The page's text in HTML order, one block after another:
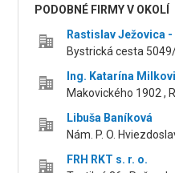
PODOBNÉ FIRMY V OKOLÍ
Rastislav Ježovica -
Bystrická cesta
Ing. Katarína
Makovického 1902 ,
Libuša Baníková
Nám. P. O.
FRH RKT s. r. o.